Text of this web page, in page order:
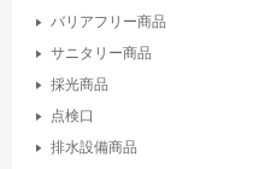
バリアフリー商品
サニタリー商品
採光商品
点検口
排水設備商品